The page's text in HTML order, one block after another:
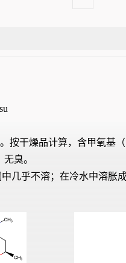
按干燥品计算，含甲氧基
臭。
几乎不溶；在冷水中溶胀